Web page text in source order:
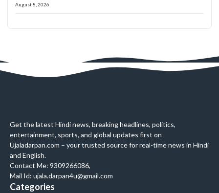
August 8, 2026
Get the latest Hindi news, breaking headlines, politics,
entertainment, sports, and global updates first on
Ujaladarpan.com – your trusted source for real-time news in Hindi
and English.
Contact Me: 9309266086,
Mail Id: ujala.darpan4u@gmail.com
Categories